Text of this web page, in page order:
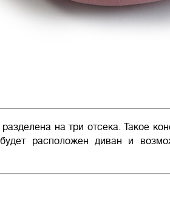
на три отсека. Такое
расположен диван и